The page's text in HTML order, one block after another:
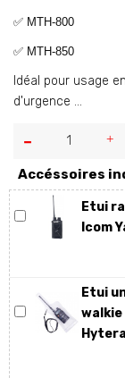
✅ MTH-800
✅ MTH-850
Idéal pour usage
d'urgence ...
Accéssoires
Etui
Icom
Etui